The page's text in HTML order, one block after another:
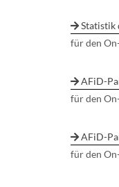
Statistik
für den
AFiD-
für den
AFiD-
für den